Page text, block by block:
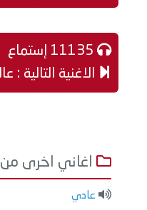
الاغنية التالية :
اغاني اخرى من
عادي